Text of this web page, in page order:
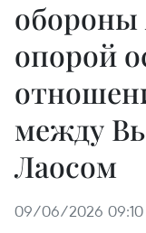
обороны
опорой
между
Лаосом
09/06/2026 09:10